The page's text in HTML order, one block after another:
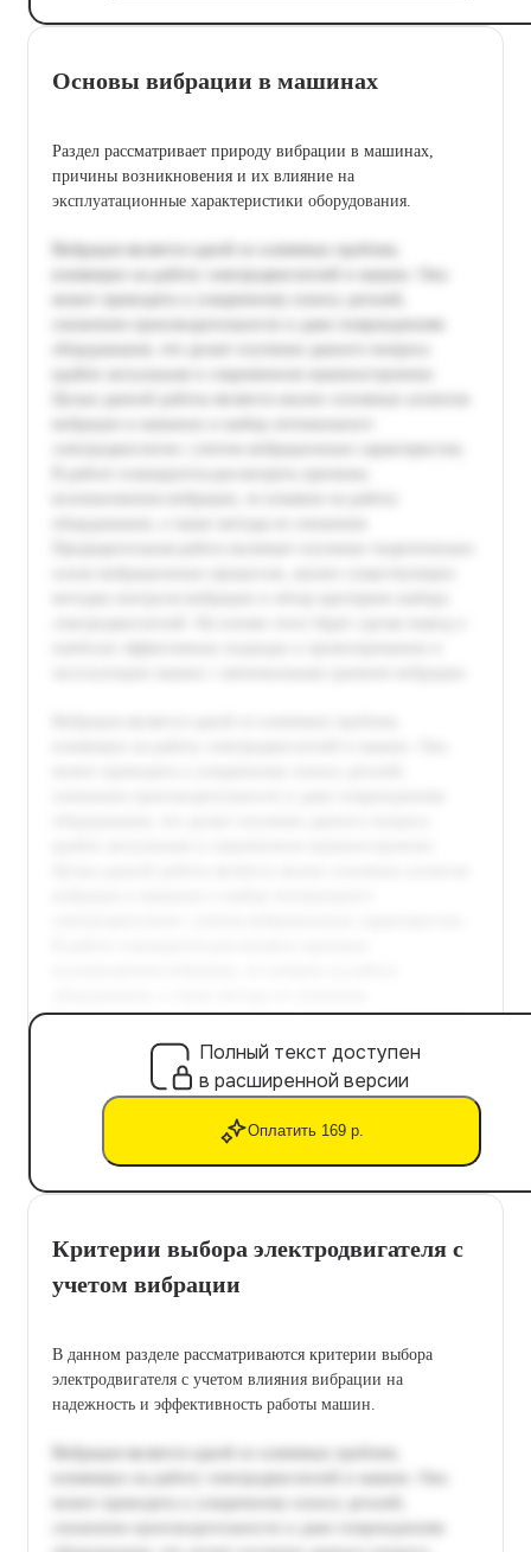
Основы вибрации в машинах
Раздел рассматривает природу вибрации в машинах,
причины возникновения и их влияние на
эксплуатационные характеристики оборудования.
Полный текст доступен
в расширенной версии
Оплатить 169 р.
Критерии выбора электродвигателя с
учетом вибрации
В данном разделе рассматриваются критерии выбора
электродвигателя с учетом влияния вибрации на
надежность и эффективность работы машин.